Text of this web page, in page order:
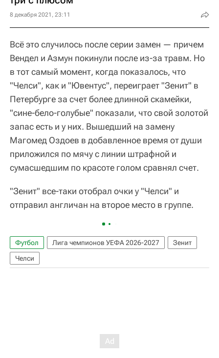
8 декабря 2021, 23:11
Всё это случилось после серии замен — причем
Вендел и Азмун покинули после из-за травм. Но
в тот самый момент, когда показалось, что
"Челси", как и "Ювентус", переиграет "Зенит" в
Петербурге за счет более длинной скамейки,
"сине-бело-голубые" показали, что свой золотой
запас есть и у них. Вышедший на замену
Магомед Оздоев в добавленное время от души
приложился по мячу с линии штрафной и
сумасшедшим по красоте голом сравнял счет.
"Зенит" все-таки отобрал очки у "Челси" и
отправил англичан на второе место в группе.
Футбол Лига чемпионов УЕФА 2026-2027
Зенит
Челси